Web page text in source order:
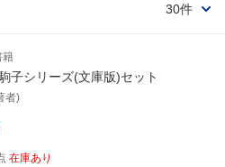
30件
籍
子シリーズ(文庫版)セット
者)
在庫あり